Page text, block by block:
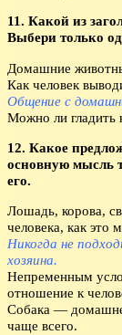
11. Какой из
Выбери только
Домашние
Как человек
Общение с
Можно ли гладить
12. Какое
основную мысль
его.
Лошадь, корова,
человека, как это
Никогда не
хозяина.
Непременным
отношение к
Собака —
чаще всего.